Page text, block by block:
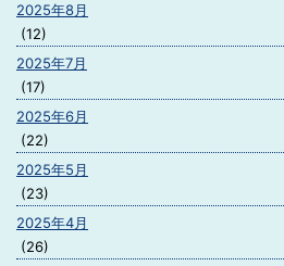
2025年8月
(12)
2025年7月
(17)
2025年6月
(22)
2025年5月
(23)
2025年4月
(26)